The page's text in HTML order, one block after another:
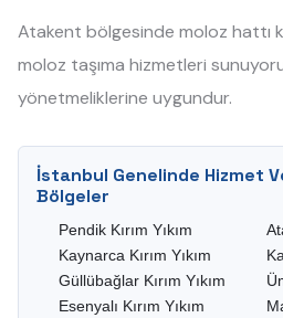
Atakent bölgesinde moloz hattı
moloz taşıma hizmetleri
yönetmeliklerine uygundur.
İstanbul Genelinde Hizmet
Bölgeler
Pendik Kırım Yıkım
Kaynarca Kırım Yıkım
Güllübağlar Kırım Yıkım
Esenyalı Kırım Yıkım